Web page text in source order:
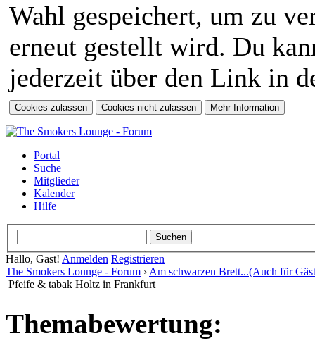
Wahl gespeichert, um zu
erneut gestellt wird. Du
jederzeit über den Link in
Portal
Suche
Mitglieder
Kalender
Hilfe
Hallo, Gast! Anmelden Registrieren
The Smokers Lounge - Forum › Am schwarzen Brett...(Auch für
Pfeife & tabak Holtz in Frankfurt
Themabewertung: